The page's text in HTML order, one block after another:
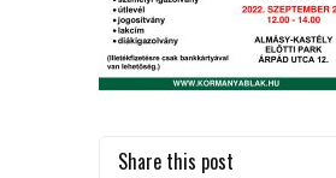
Share this post